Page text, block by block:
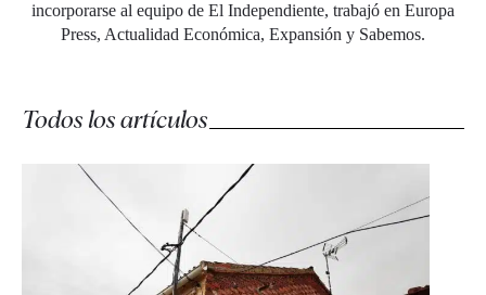
incorporarse al equipo de El Independiente, trabajó en Europa
Press, Actualidad Económica, Expansión y Sabemos.
Todos los artículos